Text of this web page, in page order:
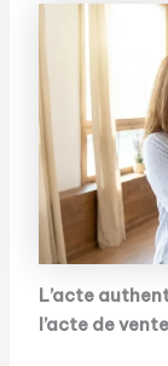
L’acte
l’acte de vente